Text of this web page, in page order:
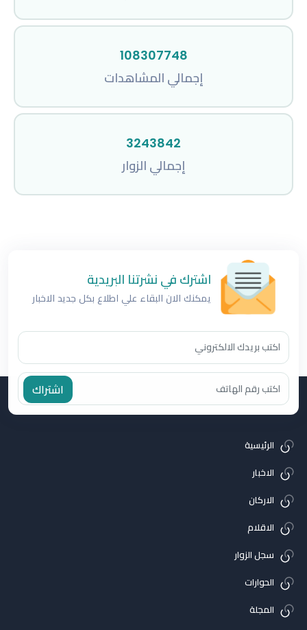
108307748
إجمالي المشاهدات
3243842
إجمالي الزوار
اشترك في نشرتنا البريدية
يمكنك الان البقاء علي اطلاع بكل جديد الاخبار
اشتراك
الرئيسية
الاخبار
الاركان
الاقلام
سجل الزوار
الحوارات
المجلة